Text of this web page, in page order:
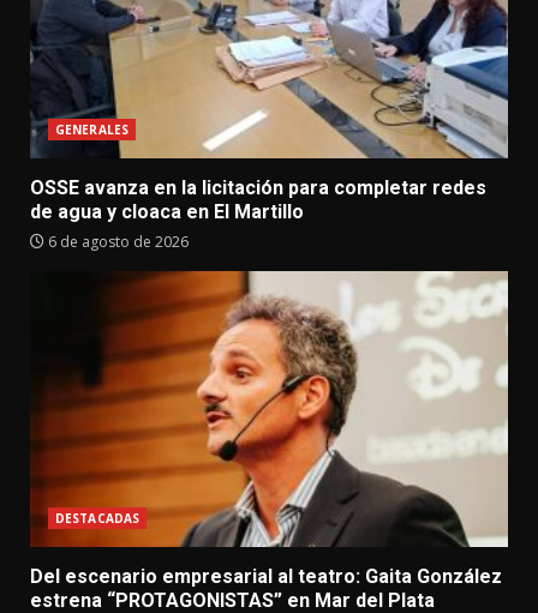
GENERALES
OSSE avanza en la licitación para completar redes
de agua y cloaca en El Martillo
6 de agosto de 2026
DESTACADAS
Del escenario empresarial al teatro: Gaita González
estrena “PROTAGONISTAS” en Mar del Plata